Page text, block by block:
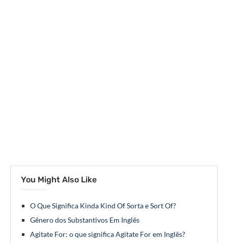
You Might Also Like
O Que Significa Kinda Kind Of Sorta e Sort Of?
Gênero dos Substantivos Em Inglês
Agitate For: o que significa Agitate For em Inglês?